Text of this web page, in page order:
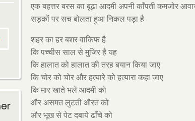
एक बहत्तर बरस का बूढ़ा आदमी अपनी काँपती कमजोर
सड़कों पर सच बोलता हुआ निकल पड़ा है
शहर का हर बशर वाकिफ है
कि पच्चीस साल से मुजिर है यह
कि हालात को हालात की तरह बयान किया जाए
कि चोर को चोर और हत्यारे को हत्यारा कहा जाए
कि मार खाते भले आदमी को
और असमत लुटती औरत को
और भूख से पेट दबाये ढाँचे को